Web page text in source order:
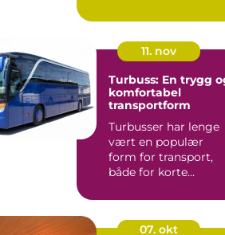
11. nov
Turbuss: En trygg
komfortabel
transportform
Turbusser har lenge
vært en populær
form for transport,
både for korte
07. okt